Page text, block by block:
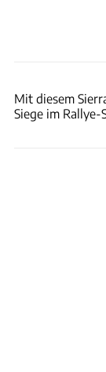
Mit diesem
Siege im